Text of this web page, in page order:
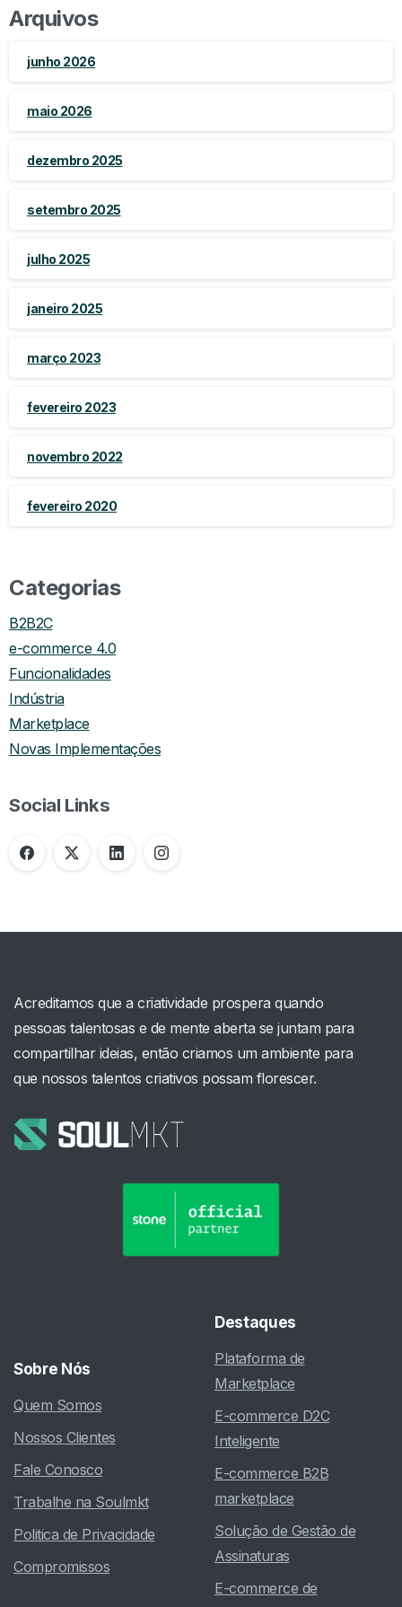
Arquivos
junho 2026
maio 2026
dezembro 2025
setembro 2025
julho 2025
janeiro 2025
março 2023
fevereiro 2023
novembro 2022
fevereiro 2020
Categorias
B2B2C
e-commerce 4.0
Funcionalidades
Indústria
Marketplace
Novas Implementações
Social Links
Acreditamos que a criatividade prospera quando
pessoas talentosas e de mente aberta se juntam para
compartilhar ideias, então criamos um ambiente para
que nossos talentos criativos possam florescer.
Sobre Nós
Quem Somos
Nossos Clientes
Fale Conosco
Trabalhe na Soulmkt
Politica de Privacidade
Compromissos
Destaques
Plataforma de
Marketplace
E-commerce D2C
Inteligente
E-commerce B2B
marketplace
Solução de Gestão de
Assinaturas
E-commerce de